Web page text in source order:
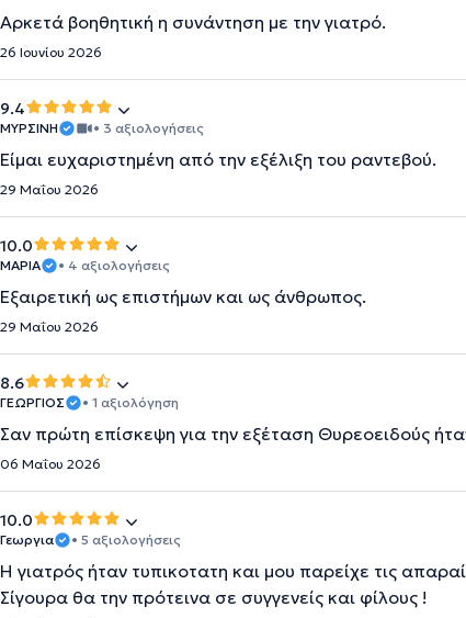
Αρκετά βοηθητική η συνάντηση με την γιατρό.
26 Ιουνίου 2026
9.4
ΜΥΡΣΙΝΗ • 3 αξιολογήσεις
Είμαι ευχαριστημένη από την εξέλιξη του ραντεβού.
29 Μαΐου 2026
10.0
ΜΑΡΙΑ • 4 αξιολογήσεις
Εξαιρετική ως επιστήμων και ως άνθρωπος.
29 Μαΐου 2026
8.6
ΓΕΩΡΓΙΟΣ • 1 αξιολόγηση
Σαν πρώτη επίσκεψη για την εξέταση Θυρεοειδούς
06 Μαΐου 2026
10.0
Γεωργια • 5 αξιολογήσεις
Η γιατρός ήταν τυπικοτατη και μου παρείχε τις
Σίγουρα θα την πρότεινα σε συγγενείς και φίλους !